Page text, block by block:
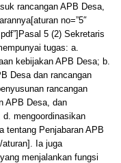
rancangan APB Desa,
no=”5″
5 (2) Sekretaris
tugas: a.
kebijakan APB Desa; b.
Desa dan rancangan
rancangan
APB Desa, dan
d. mengoordinasikan
tentang Penjabaran APB
aturan]. Ia juga
menjalankan fungsi